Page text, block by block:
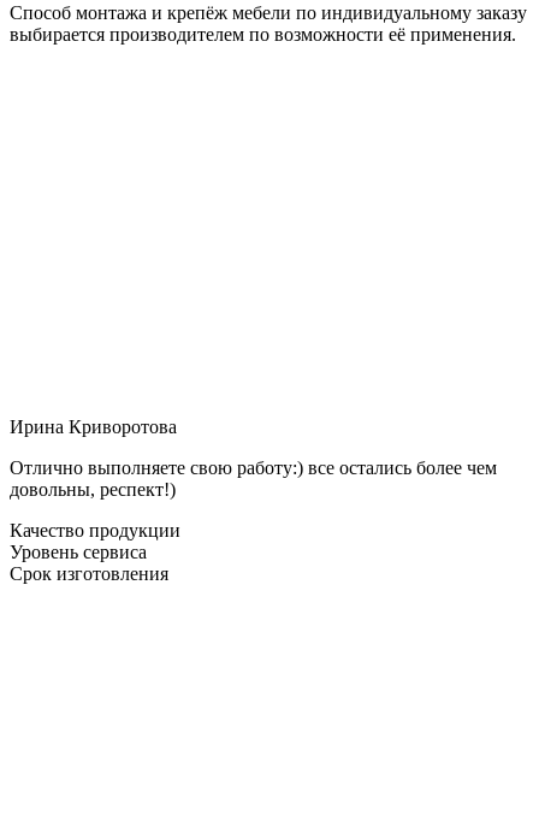
Способ монтажа и крепёж мебели по индивидуальному заказу
выбирается производителем по возможности её применения.
Ирина Криворотова
Отлично выполняете свою работу:) все остались более чем
довольны, респект!)
Качество продукции
Уровень сервиса
Срок изготовления